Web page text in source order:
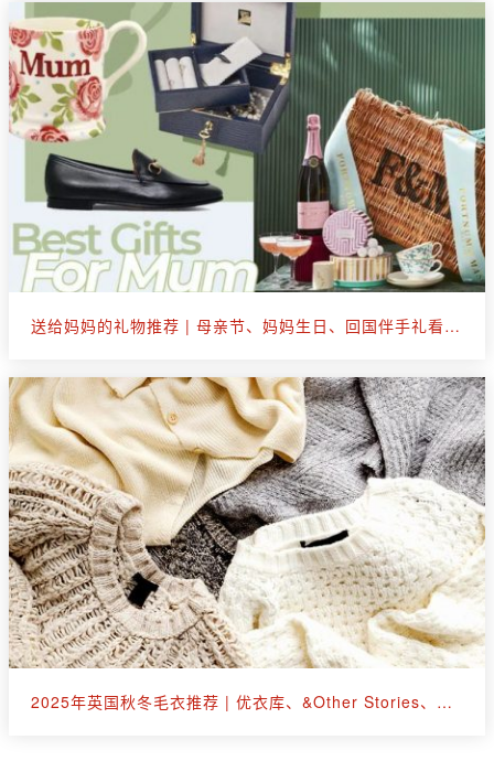
送给妈妈的礼物推荐 | 母亲节、妈妈生日、回国伴手礼看这篇就够了
2025年英国秋冬毛衣推荐 | 优衣库、&Other Stories、拉夫劳伦等30+款